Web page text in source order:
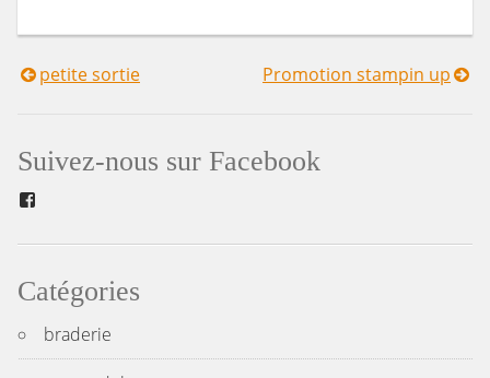
Navigation
l’article
petite sortie Promotion stampin up
Suivez-nous sur Facebook
Catégories
braderie